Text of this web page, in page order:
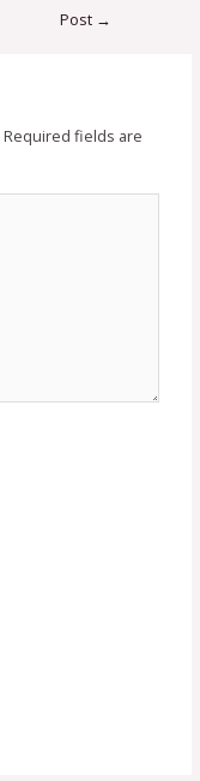
Post →
Required fields are